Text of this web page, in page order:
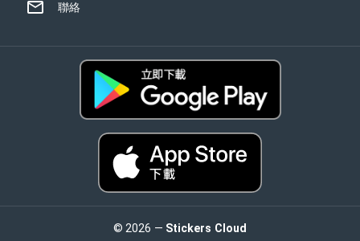
聯絡
© 2026 — Stickers Cloud